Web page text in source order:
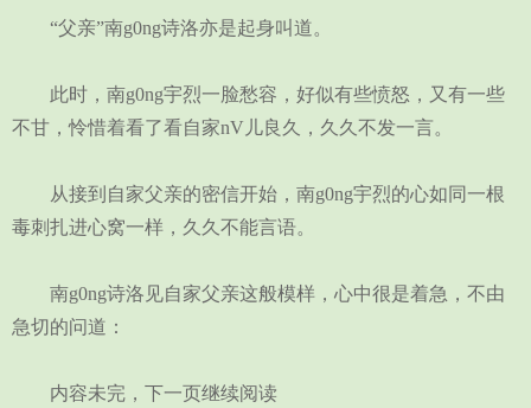
“父亲”南g0ng诗洛亦是起身叫道。
此时，南g0ng宇烈一脸愁容，好似有些愤怒，又有一些
不甘，怜惜着看了看自家nV儿良久，久久不发一言。
从接到自家父亲的密信开始，南g0ng宇烈的心如同一根
毒刺扎进心窝一样，久久不能言语。
南g0ng诗洛见自家父亲这般模样，心中很是着急，不由
急切的问道：
内容未完，下一页继续阅读